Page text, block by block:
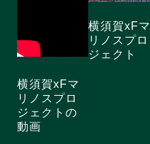
横須賀xFマ
リノスプロ
ジェクトの
動画
横須賀xFマ
リノスプロ
ジェクト